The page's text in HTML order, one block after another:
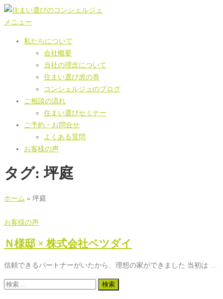
コ
ン
メニュー
私たちについて
会社概要
当社の理念について
住まい選び虎の巻
コンシェルジュのブログ
ご相談の流れ
住まい選びセミナー
ご予約・お問合せ
よくある質問
お客様の声
タグ:坪庭
ホーム » 坪庭
お客様の声
Ｎ様邸 × 株式会社ベツダイ
信頼できるパートナーがいたから、理想の家ができました 当初は …
検